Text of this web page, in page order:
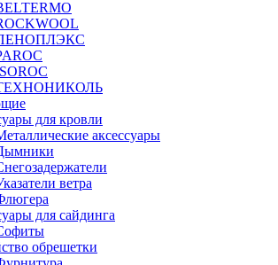
для кровли
аксессуары
ветра
для сайдинга
обрешетки